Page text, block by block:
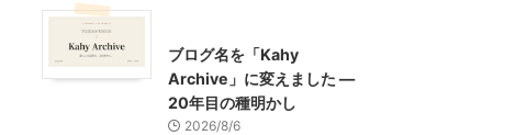
ブログ名を「Kahy
Archive」に変えました ―
20年目の種明かし
2026/8/6